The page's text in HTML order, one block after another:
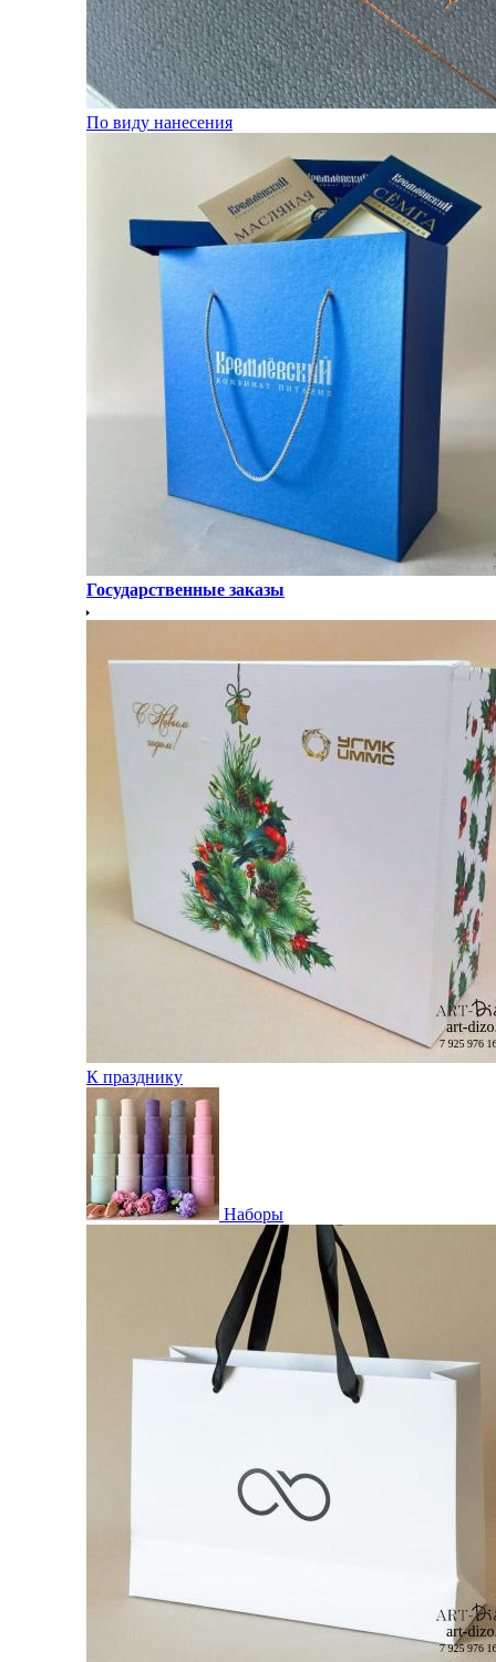
По виду нанесения
Государственные заказы
К празднику
Наборы